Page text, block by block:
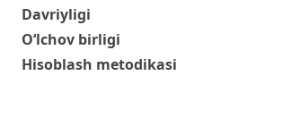
Davriyligi
O‘lchov birligi
Hisoblash metodikasi